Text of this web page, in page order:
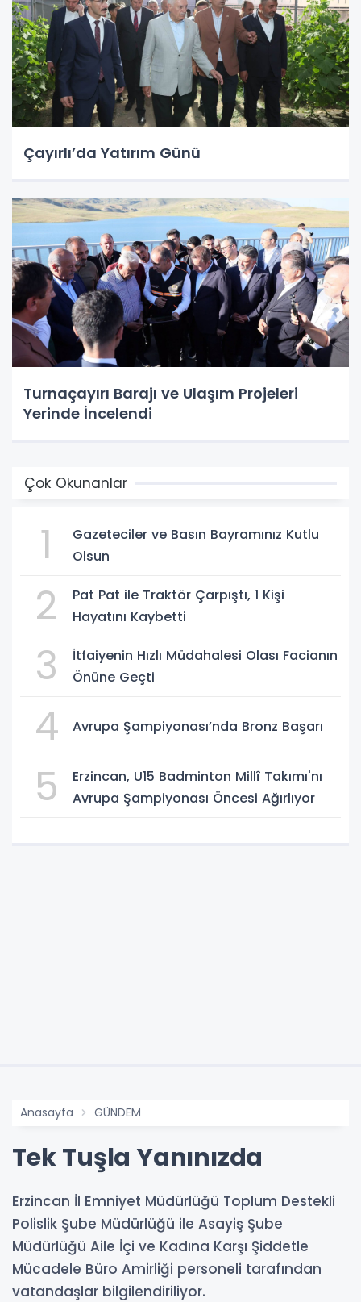
Çayırlı’da Yatırım Günü
Turnaçayırı Barajı ve Ulaşım Projeleri
Yerinde İncelendi
Çok Okunanlar
1
Gazeteciler ve Basın Bayramınız Kutlu
Olsun
2
Pat Pat ile Traktör Çarpıştı, 1 Kişi
Hayatını Kaybetti
3
İtfaiyenin Hızlı Müdahalesi Olası Facianın
Önüne Geçti
4 Avrupa Şampiyonası’nda Bronz Başarı
5
Erzincan, U15 Badminton Millî Takımı'nı
Avrupa Şampiyonası Öncesi Ağırlıyor
Anasayfa GÜNDEM
Tek Tuşla Yanınızda
Erzincan İl Emniyet Müdürlüğü Toplum Destekli
Polislik Şube Müdürlüğü ile Asayiş Şube
Müdürlüğü Aile İçi ve Kadına Karşı Şiddetle
Mücadele Büro Amirliği personeli tarafından
vatandaşlar bilgilendiriliyor.